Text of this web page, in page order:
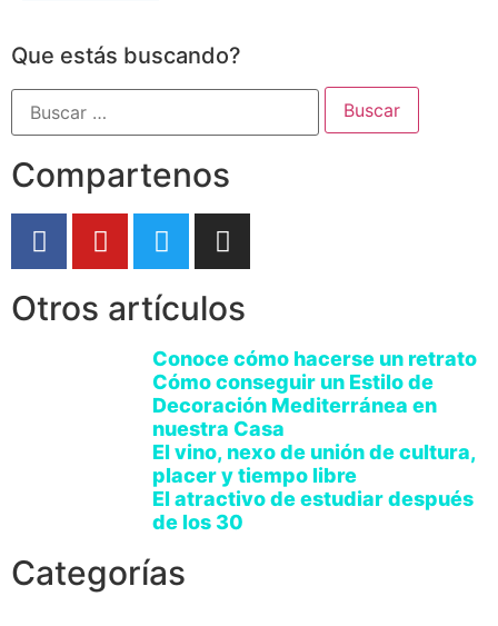
Que estás buscando?
Compartenos
Otros artículos
Conoce cómo hacerse un retrato
Cómo conseguir un Estilo de
Decoración Mediterránea en
nuestra Casa
El vino, nexo de unión de cultura,
placer y tiempo libre
El atractivo de estudiar después
de los 30
Categorías